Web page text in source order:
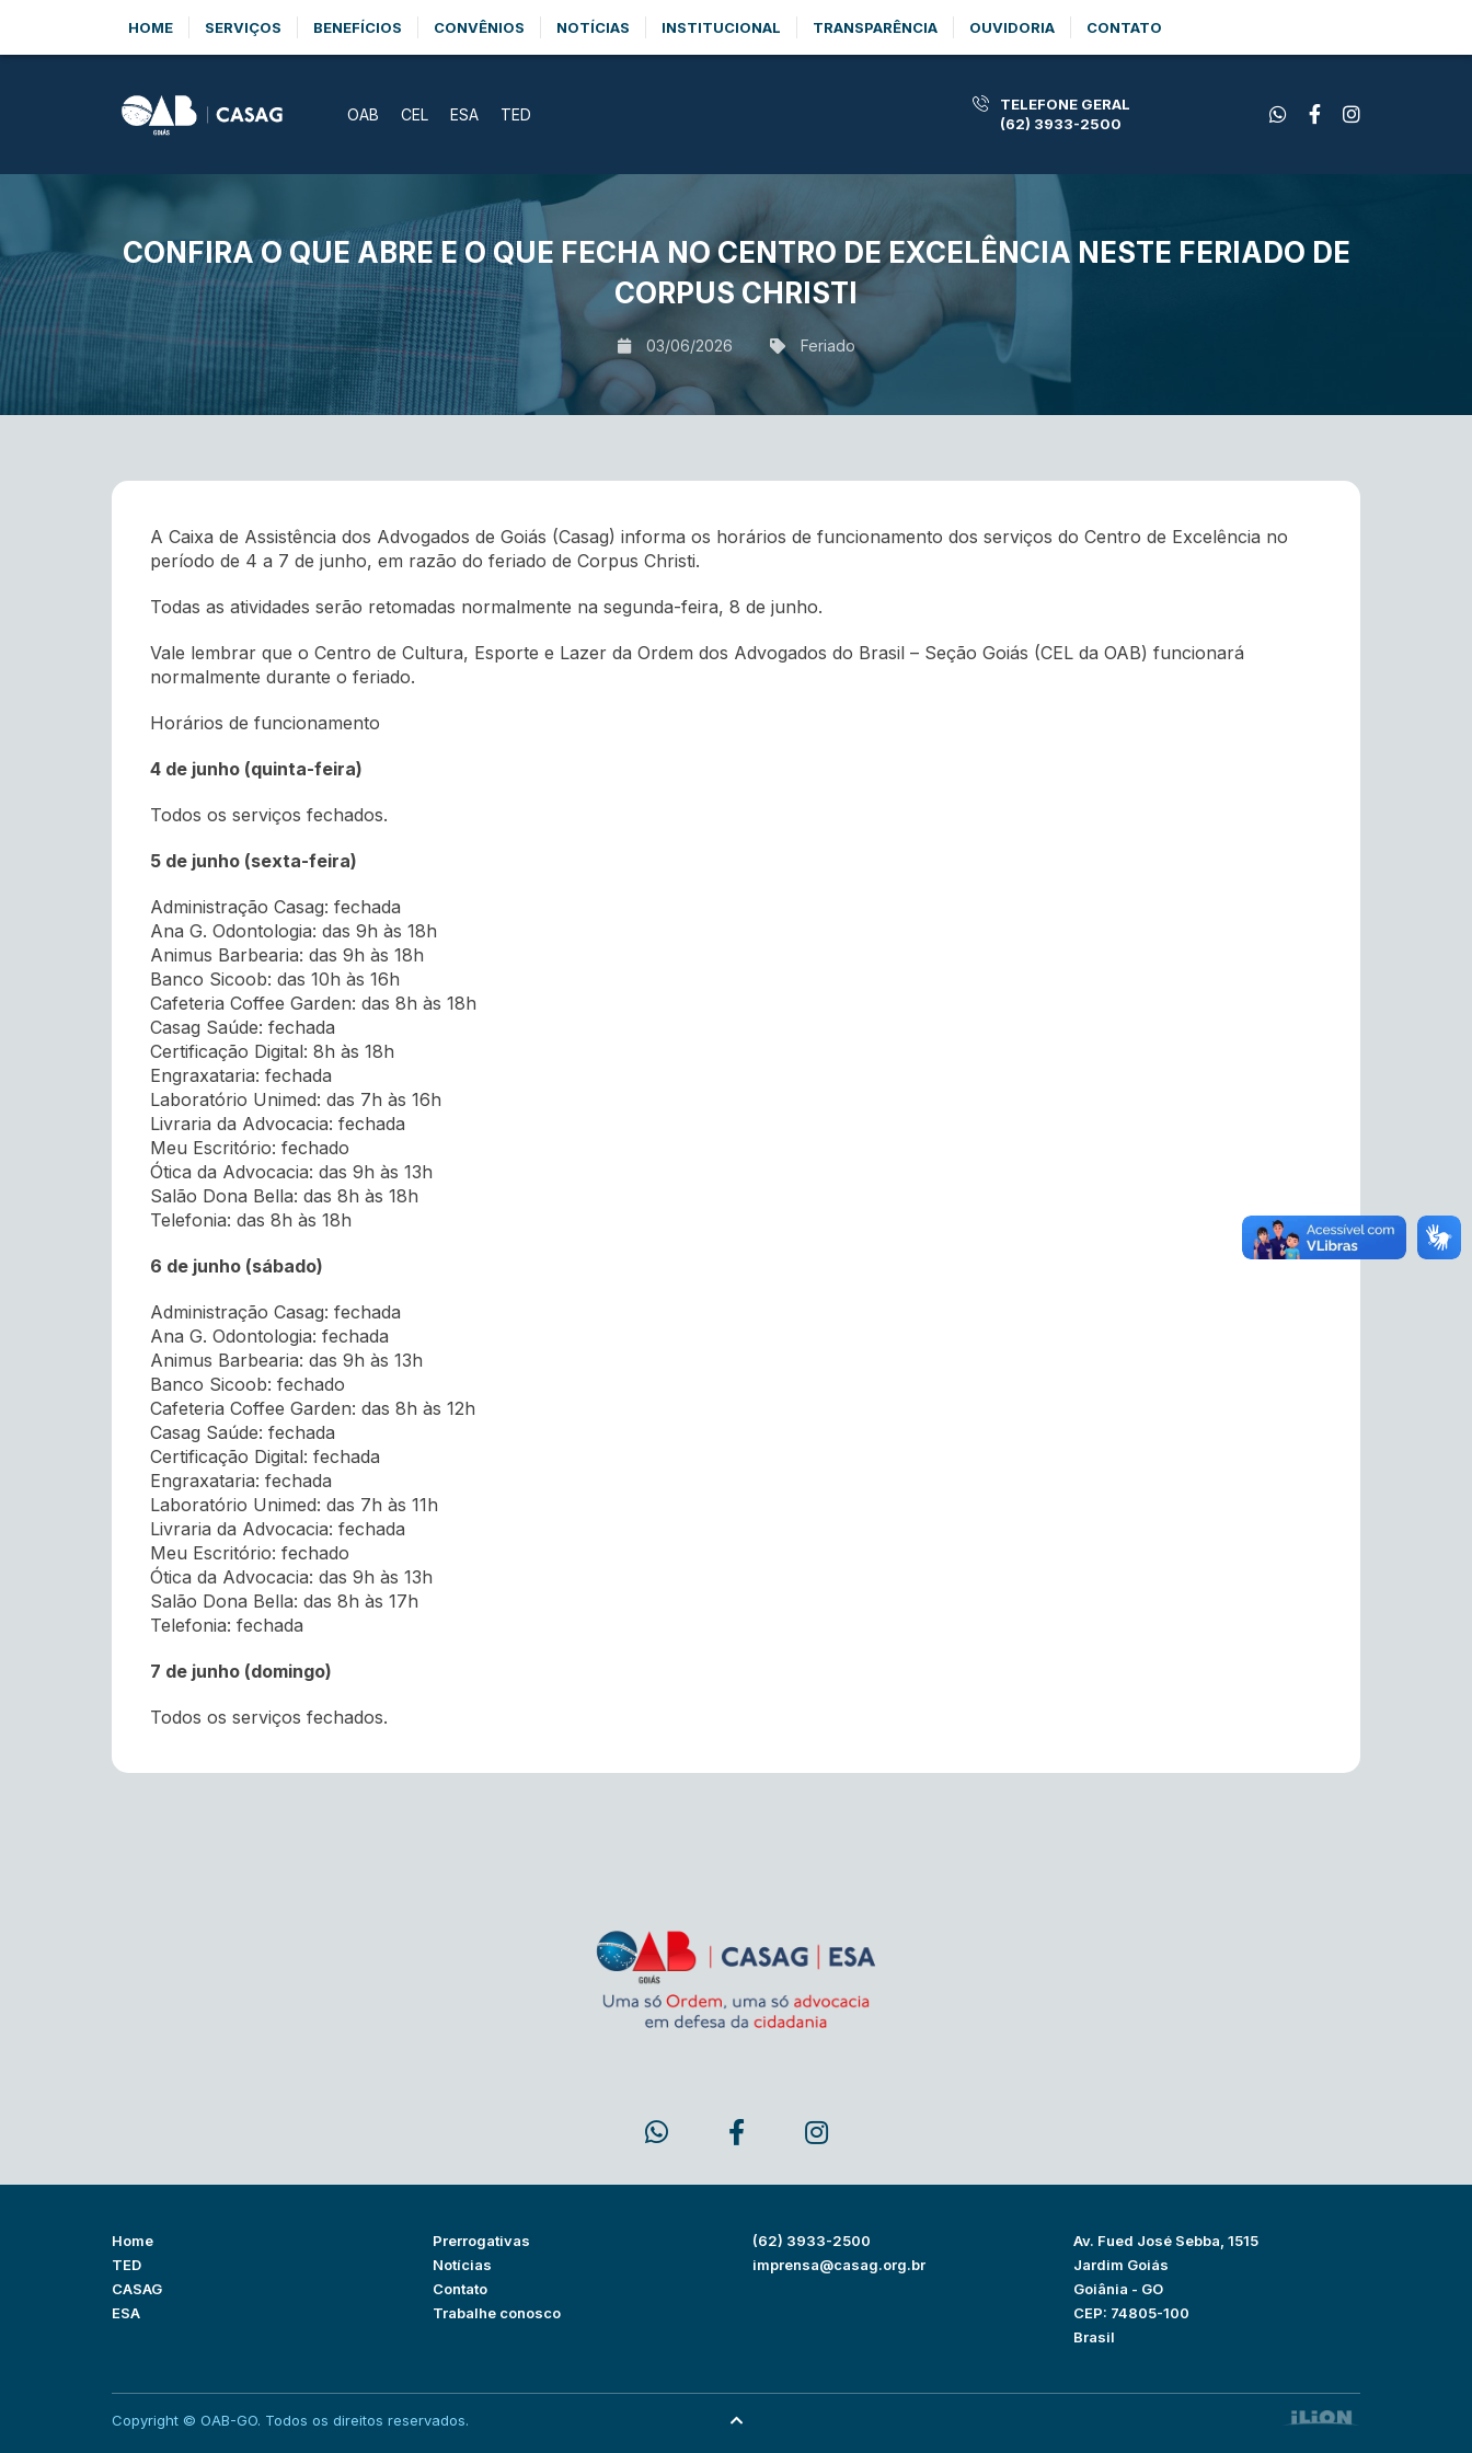
HOME SERVIÇOS BENEFÍCIOS CONVÊNIOS NOTÍCIAS INSTITUCIONAL TRANSPARÊNCIA OUVIDORIA CONTATO
OAB CEL ESA TED
TELEFONE GERAL
(62) 3933-2500
CONFIRA O QUE ABRE E O QUE FECHA NO CENTRO DE EXCELÊNCIA NESTE FERIADO DE
CORPUS CHRISTI
03/06/2026 Feriado
A Caixa de Assistência dos Advogados de Goiás (Casag) informa os horários de funcionamento dos serviços do Centro de Excelência no
período de 4 a 7 de junho, em razão do feriado de Corpus Christi.
Todas as atividades serão retomadas normalmente na segunda-feira, 8 de junho.
Vale lembrar que o Centro de Cultura, Esporte e Lazer da Ordem dos Advogados do Brasil – Seção Goiás (CEL da OAB) funcionará
normalmente durante o feriado.
Horários de funcionamento
4 de junho (quinta-feira)
Todos os serviços fechados.
5 de junho (sexta-feira)
Administração Casag: fechada
Ana G. Odontologia: das 9h às 18h
Animus Barbearia: das 9h às 18h
Banco Sicoob: das 10h às 16h
Cafeteria Coffee Garden: das 8h às 18h
Casag Saúde: fechada
Certificação Digital: 8h às 18h
Engraxataria: fechada
Laboratório Unimed: das 7h às 16h
Livraria da Advocacia: fechada
Meu Escritório: fechado
Ótica da Advocacia: das 9h às 13h
Salão Dona Bella: das 8h às 18h
Telefonia: das 8h às 18h
6 de junho (sábado)
Administração Casag: fechada
Ana G. Odontologia: fechada
Animus Barbearia: das 9h às 13h
Banco Sicoob: fechado
Cafeteria Coffee Garden: das 8h às 12h
Casag Saúde: fechada
Certificação Digital: fechada
Engraxataria: fechada
Laboratório Unimed: das 7h às 11h
Livraria da Advocacia: fechada
Meu Escritório: fechado
Ótica da Advocacia: das 9h às 13h
Salão Dona Bella: das 8h às 17h
Telefonia: fechada
7 de junho (domingo)
Todos os serviços fechados.
Home
TED
CASAG
ESA
Prerrogativas
Notícias
Contato
Trabalhe conosco
(62) 3933-2500
imprensa@casag.org.br
Av. Fued José Sebba, 1515
Jardim Goiás
Goiânia - GO
CEP: 74805-100
Brasil
Copyright © OAB-GO. Todos os direitos reservados.